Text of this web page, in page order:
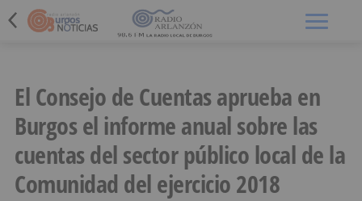
El Consejo de Cuentas aprueba en
Burgos el informe anual sobre las
cuentas del sector público local de la
Comunidad del ejercicio 2018